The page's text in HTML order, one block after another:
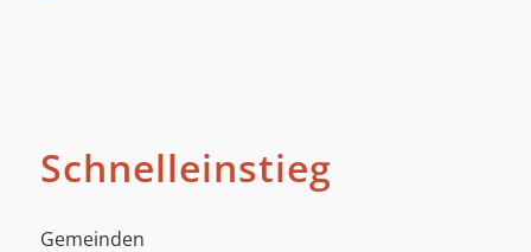
Schnelleinstieg
Gemeinden